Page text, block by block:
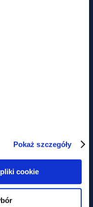
Pokaż szczegóły
cookie